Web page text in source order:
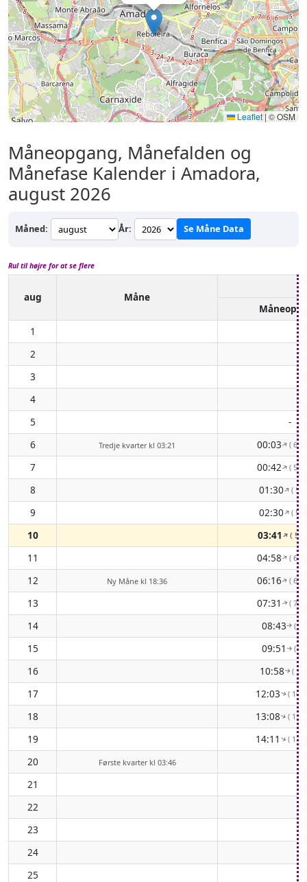
Leaflet| © OSM
Måneopgang, Månefalden og
Månefase Kalender i Amadora,
august 2026
Måned: År: Se Måne Data
Rul til højre for at se flere
aug
Måne
1
2
3
4
5
-
6
Tredje kvarter kl 03:21 00:03↑( 64°
7 00:42↑( 58°
8 01:30↑(
9 02:30↑(
10 03:41↑(
11 04:58↑( 60°
12 Ny Måne kl 18:36 06:16↑( 66°
13 07:31 ↑( 74°
14 08:43↑ (
15 09:51 ↑ (
16 10:58↑(
17 12:03↑(
18 13:08↑(
19 14:11↑(
20 Første kvarter kl 03:46
21
22
23
24
25